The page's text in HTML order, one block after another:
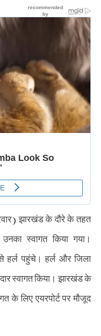
झारखंड के दौरे के तहत
स्वागत किया गया।
हर्ल पहुंचे। हर्ल और जिला
स्वागत किया। झारखंड के
के लिए एयरपोर्ट पर मौजूद